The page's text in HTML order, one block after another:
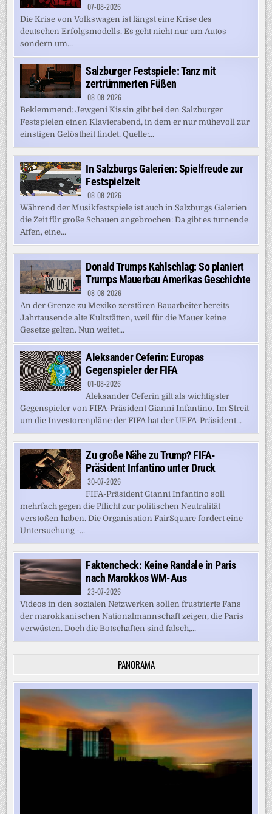
07-08-2026
Die Krise von Volkswagen ist längst eine Krise des
deutschen Erfolgsmodells. Es geht nicht nur um Autos –
sondern um...
Salzburger Festspiele: Tanz mit
zertrümmerten Füßen
08-08-2026
Beklemmend: Jewgeni Kissin gibt bei den Salzburger
Festspielen einen Klavierabend, in dem er nur mühevoll zur
einstigen Gelöstheit findet. Quelle:...
In Salzburgs Galerien: Spielfreude zur
Festspielzeit
08-08-2026
Während der Musikfestspiele ist auch in Salzburgs Galerien
die Zeit für große Schauen angebrochen: Da gibt es turnende
Affen, eine...
Donald Trumps Kahlschlag: So planiert
Trumps Mauerbau Amerikas Geschichte
08-08-2026
An der Grenze zu Mexiko zerstören Bauarbeiter bereits
Jahrtausende alte Kultstätten, weil für die Mauer keine
Gesetze gelten. Nun weitet...
Aleksander Ceferin: Europas
Gegenspieler der FIFA
01-08-2026
Aleksander Ceferin gilt als wichtigster
Gegenspieler von FIFA-Präsident Gianni Infantino. Im Streit
um die Investorenpläne der FIFA hat der UEFA-Präsident...
Zu große Nähe zu Trump? FIFA-
Präsident Infantino unter Druck
30-07-2026
FIFA-Präsident Gianni Infantino soll
mehrfach gegen die Pflicht zur politischen Neutralität
verstoßen haben. Die Organisation FairSquare fordert eine
Untersuchung -...
Faktencheck: Keine Randale in Paris
nach Marokkos WM-Aus
23-07-2026
Videos in den sozialen Netzwerken sollen frustrierte Fans
der marokkanischen Nationalmannschaft zeigen, die Paris
verwüsten. Doch die Botschaften sind falsch,...
PANORAMA